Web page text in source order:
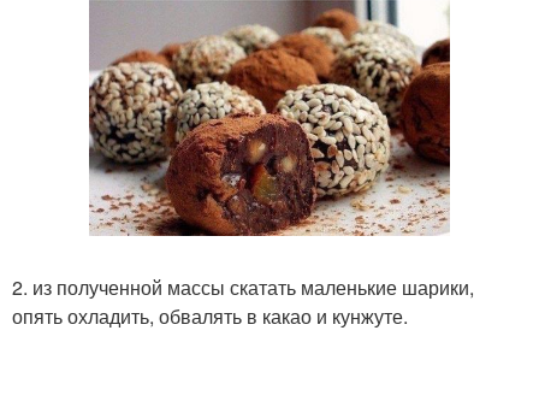
2. из полученной массы скатать маленькие шарики,
опять охладить, обвалять в какао и кунжуте.